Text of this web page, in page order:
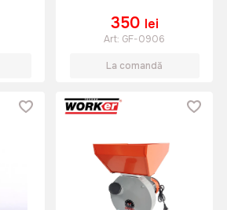
350 lei
Art: GF-0906
La comandă